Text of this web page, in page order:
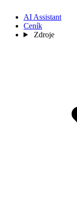
AI Assistant
Ceník
Zdroje